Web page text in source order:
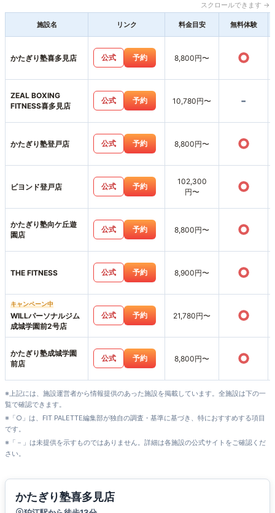
スクロールできます →
施設名 リンク 料金目安 無料体験
かたぎり塾喜多見店 公式 予約 8,800円〜 ○
ZEAL BOXING
FITNESS喜多見店
公式 予約 10,780円〜 -
かたぎり塾登戸店 公式 予約 8,800円〜 ○
ビヨンド登戸店 公式 予約
102,300
円〜
○
かたぎり塾向ケ丘遊
園店
公式 予約 8,800円〜 ○
THE FITNESS 公式 予約 8,900円〜 ○
キャンペーン中
WILLパーソナルジム
成城学園前2号店
公式 予約 21,780円〜 ○
かたぎり塾成城学園
前店
公式 予約 8,800円〜 ○
※上記には、施設運営者から情報提供のあった施設を掲載しています。全施設は下の一
覧で確認できます。
※「○」は、FIT PALETTE編集部が独自の調査・基準に基づき、特におすすめする項目
です。
※「－」は未提供を示すものではありません。詳細は各施設の公式サイトをご確認くだ
さい。
かたぎり塾喜多見店